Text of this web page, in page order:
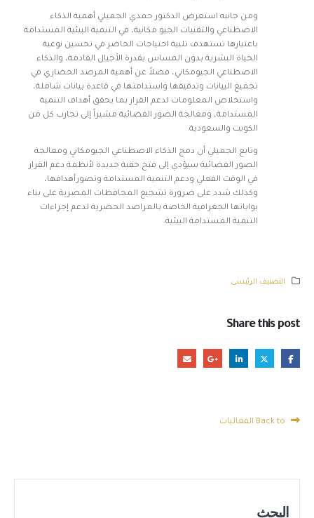
ومن جانبه استعرض الدكتور حمدي الجميلي أهمية الذكاء
الاصطناعي والتقنيات الجيو مكانية، في التنمية البيئية المستدامة
باعتبارها تستهدف تلبية احتياجات الحاضر في تحسين نوعية
الحياة البشرية بدون المساس بقدرة الأجيال القادمة، والذكاء
الاصطناعي الجيومكاني، فضلاً عن أهمية المرصد الحضاري في
تجميع البيانات وتدقيقها واستدامتها في قاعدة بيانات شاملة،
واستخلاص المعلومات لدعم القرار بما يحقق أهداف التنمية
المستدامة، ومعالجة الصور الفضائية مشيراً إلى تجارب كل من
الكويت والسعودية.
وتابع الجميلي أن دمج الذكاء الاصطناعي الجيومكاني ومعالجة
الصور الفضائية سيؤدي إلى فتح حقبة جديدة لأنظمة دعم القرار
في الوقت الفعلي ودعم التنمية المستدامة وتصورأهدافها،
وكذلك شدد على ضرورة تشجيع المحافظات المصرية على بناء
بواباتها الجغرافية الخاصة بالمراصد الحضرية لدعم إجراءات
التنمية المستدامة البيئية.
التصنيف الرئيسى
Share this post
البحث